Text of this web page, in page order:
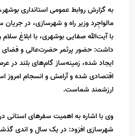
به گزارش روابط عمومی استانداری
مالواجِرد وزیر راه و شهرسازی، در
با آیت‌الله صفایی بوشهری، با ابلاغ
داشت: حضور پرثمر حضرت‌عالی و فضای
ایجاد شده، زمینه‌ساز گام‌های بلند در
اقتصادی شده و آرامش و انسجام امروز
ارزشمند شماست.
وی با اشاره به اهمیت سفرهای استانی در
شهرسازی افزود: در یک سال و اندی